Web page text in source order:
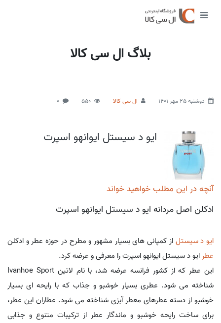
بلاگ ال سی کالا
دوشنبه 25 مهر 1401 ال سی کالا 550
0
ایو د سیستل ایوانهو اسپرت
آنچه در این مطلب خواهید خواند
ادکلن اصل مردانه ایو د سیستل ایوانهو اسپرت
ایو د سیستل از کمپانی های بسیار مشهور و مطرح در حوزه عطر و ادکلن
عطر ایو د سیستل ایوانهو اسپرت را معرفی و عرضه کرد.
این عطر که از کشور فرانسه عرضه شد، با نام لاتین Ivanhoe Sport
شناخته می شود. عطری بسیار خوشبو و جذاب که با رایحه ای بسیار
خوشبو از دسته عطرهای معطر آبزی شناخته می شود. عطاران این عطر،
برای ساخت رایحه خوشبو و ماندگار عطر از ترکیبات متنوع و جذابی